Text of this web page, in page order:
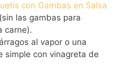
con Gambas en Salsa
(sin las gambas para
carne).
al vapor o una
simple con vinagreta de